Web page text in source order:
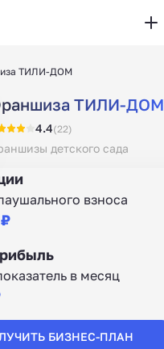
ТИЛИ-ДОМ
ТИЛИ-ДОМ
4.4(22)
детского сада
взноса
в месяц
БИЗНЕС-ПЛАН